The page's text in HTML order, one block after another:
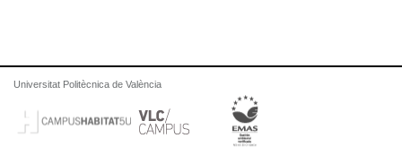
Universitat Politècnica de València